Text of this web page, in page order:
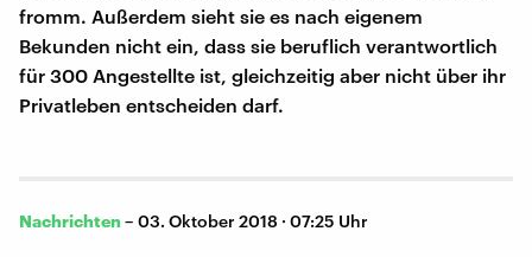
fromm. Außerdem sieht sie es nach eigenem
Bekunden nicht ein, dass sie beruflich verantwortlich
für 300 Angestellte ist, gleichzeitig aber nicht über ihr
Privatleben entscheiden darf.
Nachrichten – 03. Oktober 2018 · 07:25 Uhr